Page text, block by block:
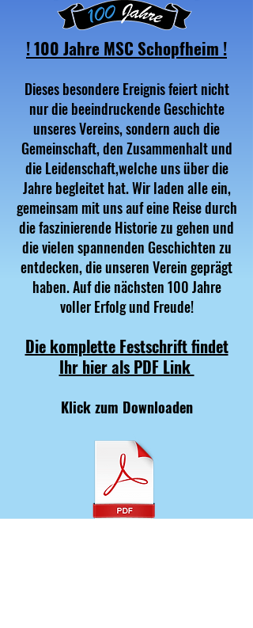
! 100 Jahre MSC Schopfheim !
Dieses besondere Ereignis feiert nicht
nur die beeindruckende Geschichte
unseres Vereins, sondern auch die
Gemeinschaft, den Zusammenhalt und
die Leidenschaft,welche uns über die
Jahre begleitet hat. Wir laden alle ein,
gemeinsam mit uns auf eine Reise durch
die faszinierende Historie zu gehen und
die vielen spannenden Geschichten zu
entdecken, die unseren Verein geprägt
haben. Auf die nächsten 100 Jahre
voller Erfolg und Freude!
Die komplette Festschrift findet
Ihr hier als PDF Link
Klick zum Downloaden